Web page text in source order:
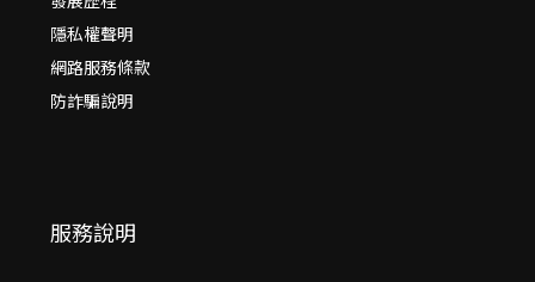
隱私權聲明
網路服務條款
防詐騙說明
服務說明